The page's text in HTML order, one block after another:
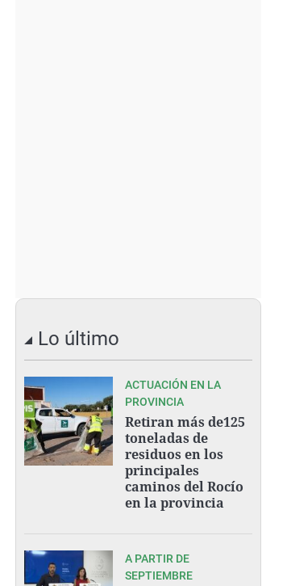
Lo último
ACTUACIÓN EN LA
PROVINCIA
Retiran más de125
toneladas de
residuos en los
principales
caminos del Rocío
en la provincia
A PARTIR DE
SEPTIEMBRE